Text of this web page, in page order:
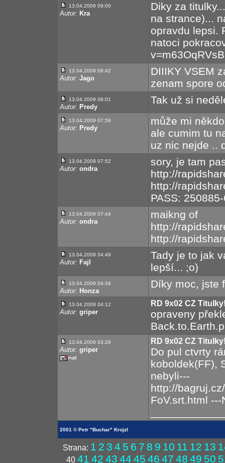
13.04.2009 09:00
Autor: Kra
Diky za
na strance)...
opravdu lepsi.
natoci
13.04.2009 08:42
Autor: Jago
DIIIKY VSEM
zenam spore
13.04.2009 08:01
Autor: Predy
Tak už si
13.04.2009 07:59
Autor: Predy
může mi
ale cumim tu
uz nic nejde ..
13.04.2009 07:52
Autor: ondra
sory, je tam
http://
http://
PASS:
13.04.2009 07:44
Autor: ondra
maikng of
http://
http://
13.04.2009 04:49
Autor: Fajl
Tady je to jak
lepší... ;o)
13.04.2009 04:34
Autor: Honza
Díky moc, jste
13.04.2009 04:12
Autor: griper
RD 9x02 CZ
opraveny
13.04.2009 03:26
Autor: griper
RD 9x02 CZ
Do pul ctvrty
koboldek(FF),
nebyli---
http://
FoV.srt.html
2001 © Petr "Buchar" Krojzl
Strana: 1 2 3 4 5 6 7 8 9 10 11 12 13
40 41 42 43 44 45 46 47 48 49 50